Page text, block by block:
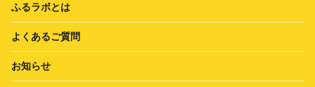
ふるラボとは
よくあるご質問
お知らせ